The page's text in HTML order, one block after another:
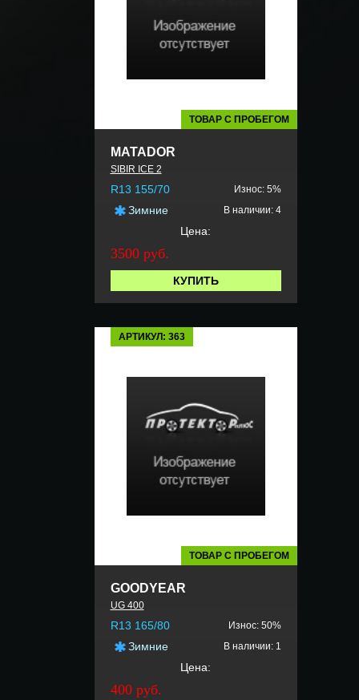
ТОВАР С ПРОБЕГОМ
MATADOR
SIBIR ICE 2
R13 155/70 Износ: 5%
Зимние В наличии: 4
Цена:
3500 руб.
КУПИТЬ
АРТИКУЛ: 363
ТОВАР С ПРОБЕГОМ
GOODYEAR
UG 400
R13 165/80 Износ: 50%
Зимние В наличии: 1
Цена:
400 руб.